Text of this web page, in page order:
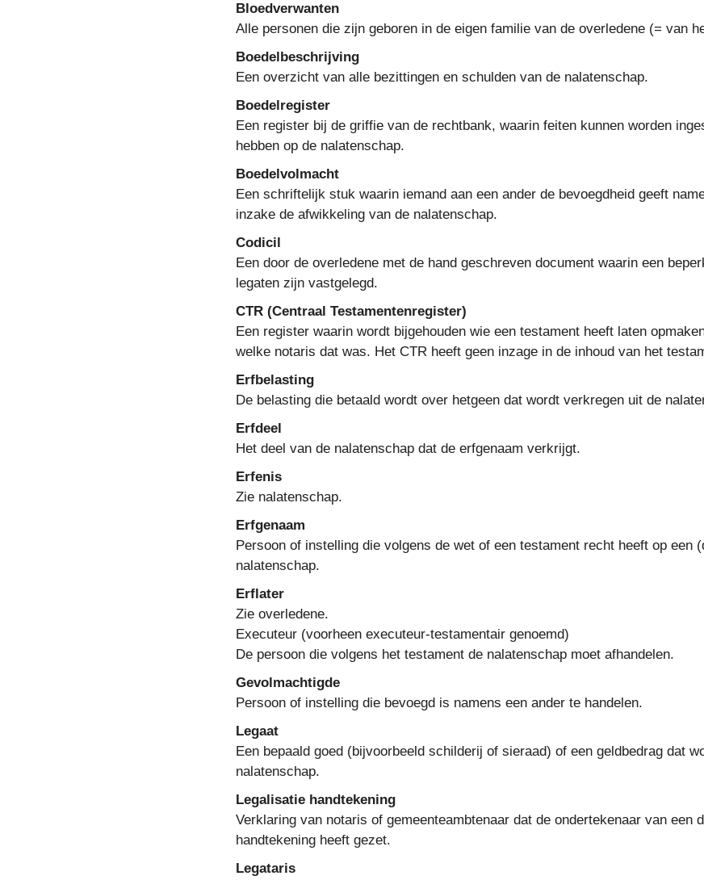
Bloedverwanten
Alle personen die zijn geboren in de eigen familie van de overledene (= van
Boedelbeschrijving
Een overzicht van alle bezittingen en schulden van de nalatenschap.
Boedelregister
Een register bij de griffie van de rechtbank, waarin feiten kunnen worden
hebben op de nalatenschap.
Boedelvolmacht
Een schriftelijk stuk waarin iemand aan een ander de bevoegdheid geeft
inzake de afwikkeling van de nalatenschap.
Codicil
Een door de overledene met de hand geschreven document waarin een
legaten zijn vastgelegd.
CTR (Centraal Testamentenregister)
Een register waarin wordt bijgehouden wie een testament heeft laten
welke notaris dat was. Het CTR heeft geen inzage in de inhoud van het
Erfbelasting
De belasting die betaald wordt over hetgeen dat wordt verkregen uit de
Erfdeel
Het deel van de nalatenschap dat de erfgenaam verkrijgt.
Erfenis
Zie nalatenschap.
Erfgenaam
Persoon of instelling die volgens de wet of een testament recht heeft op een
nalatenschap.
Erflater
Zie overledene.
Executeur (voorheen executeur-testamentair genoemd)
De persoon die volgens het testament de nalatenschap moet afhandelen.
Gevolmachtigde
Persoon of instelling die bevoegd is namens een ander te handelen.
Legaat
Een bepaald goed (bijvoorbeeld schilderij of sieraad) of een geldbedrag dat
nalatenschap.
Legalisatie handtekening
Verklaring van notaris of gemeenteambtenaar dat de ondertekenaar van een
handtekening heeft gezet.
Legataris